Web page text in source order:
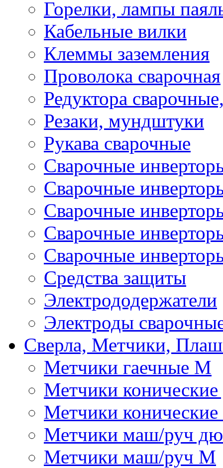
Горелки, лампы
Кабельные вилки
Клеммы заземления
Проволока сварочная
Редуктора
Резаки, мундштуки
Рукава сварочные
Сварочные
Сварочные
Сварочные
Сварочные
Сварочные
Средства защиты
Электрододержатели
Электроды
Сверла, Метчики,
Метчики гаечные М
Метчики
Метчики
Метчики маш/руч
Метчики маш/руч М